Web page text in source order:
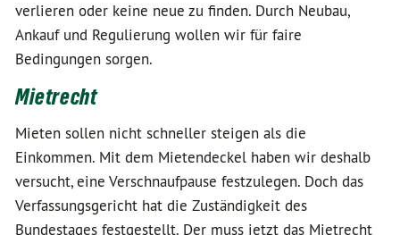
verlieren oder keine neue zu finden. Durch Neubau,
Ankauf und Regulierung wollen wir für faire
Bedingungen sorgen.
Mietrecht
Mieten sollen nicht schneller steigen als die
Einkommen. Mit dem Mietendeckel haben wir deshalb
versucht, eine Verschnaufpause festzulegen. Doch das
Verfassungsgericht hat die Zuständigkeit des
Bundestages festgestellt. Der muss jetzt das Mietrecht